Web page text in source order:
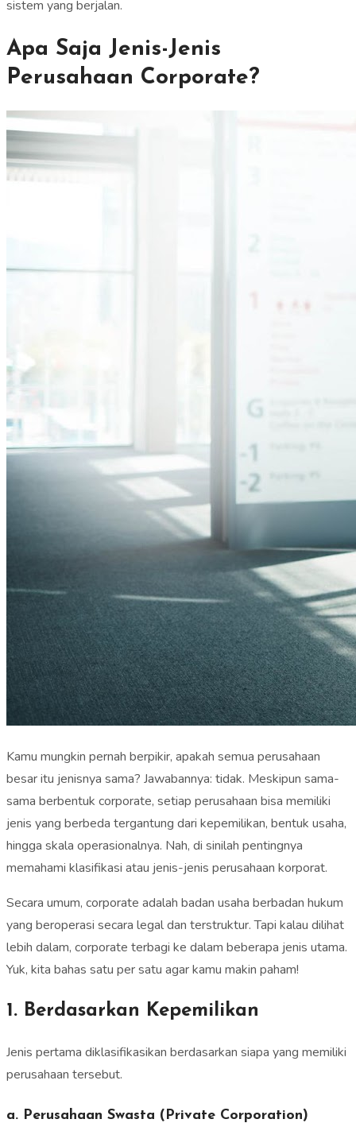
sistem yang berjalan.
Apa Saja Jenis-Jenis
Perusahaan Corporate?
Kamu mungkin pernah berpikir, apakah semua perusahaan
besar itu jenisnya sama? Jawabannya: tidak. Meskipun sama-
sama berbentuk corporate, setiap perusahaan bisa memiliki
jenis yang berbeda tergantung dari kepemilikan, bentuk usaha,
hingga skala operasionalnya. Nah, di sinilah pentingnya
memahami klasifikasi atau jenis-jenis perusahaan korporat.
Secara umum, corporate adalah badan usaha berbadan hukum
yang beroperasi secara legal dan terstruktur. Tapi kalau dilihat
lebih dalam, corporate terbagi ke dalam beberapa jenis utama.
Yuk, kita bahas satu per satu agar kamu makin paham!
1. Berdasarkan Kepemilikan
Jenis pertama diklasifikasikan berdasarkan siapa yang memiliki
perusahaan tersebut.
a. Perusahaan Swasta (Private Corporation)